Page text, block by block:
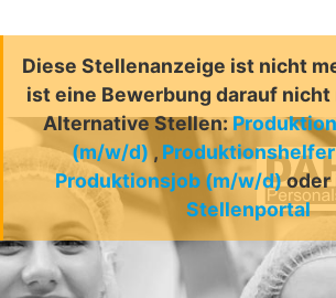
Diese Stellenanzeige ist nicht
ist eine Bewerbung darauf nicht
Alternative Stellen:
(m/w/d) ,
Produktionsjob (m/w/d)oder
Stellenportal